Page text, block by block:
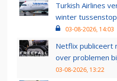
Turkish Airlines
winter
03-08-2026, 14:03
Netflix publiceert
over problemen
03-08-2026, 13:22